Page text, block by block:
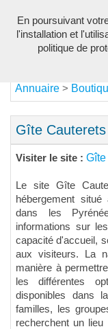
Annuaire >
Gîte Cauterets
Visiter le site :
Le site Gîte
hébergement
dans les
informations sur
capacité d'accueil,
aux visiteurs. La
manière à
les différentes
disponibles dans
familles, les
recherchent un
En poursuivant
l'installation et
politique de